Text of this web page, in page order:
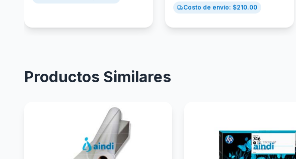
Costo de envío: $210.00
Productos Similares